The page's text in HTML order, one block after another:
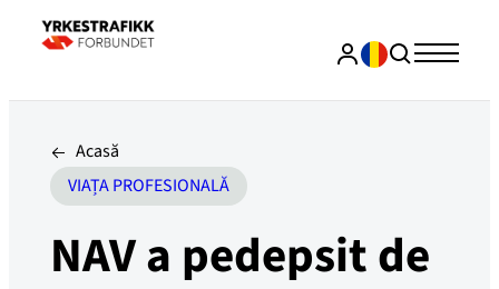
Acasă
VIAȚA PROFESIONALĂ
NAV a pedepsit de